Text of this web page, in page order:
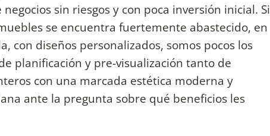
sin riesgos y con poca inversión inicial. Si
se encuentra fuertemente abastecido, en
con diseños personalizados, somos pocos los
planificación y pre-visualización tanto de
con una marcada estética moderna y
ante la pregunta sobre qué beneficios les